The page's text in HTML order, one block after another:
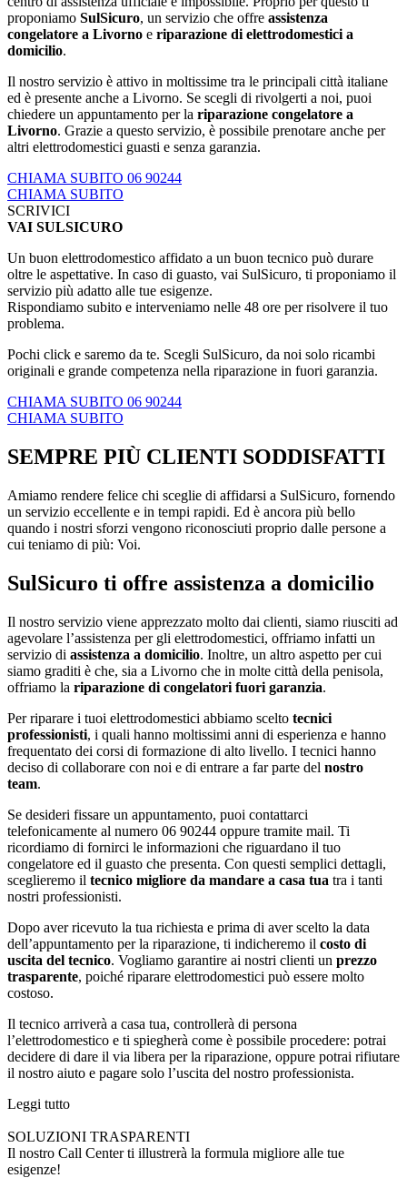
proponiamo SulSicuro, un servizio che offre assistenza
congelatore a Livorno e riparazione di elettrodomestici a
domicilio.
Il nostro servizio è attivo in moltissime tra le principali città italiane
ed è presente anche a Livorno. Se scegli di rivolgerti a noi, puoi
chiedere un appuntamento per la riparazione congelatore a
Livorno. Grazie a questo servizio, è possibile prenotare anche per
altri elettrodomestici guasti e senza garanzia.
CHIAMA SUBITO 06 90244
CHIAMA SUBITO
SCRIVICI
VAI SULSICURO
Un buon elettrodomestico affidato a un buon tecnico può durare
oltre le aspettative. In caso di guasto, vai SulSicuro, ti proponiamo il
servizio più adatto alle tue esigenze.
Rispondiamo subito e interveniamo nelle 48 ore per risolvere il tuo
problema.
Pochi click e saremo da te. Scegli SulSicuro, da noi solo ricambi
originali e grande competenza nella riparazione in fuori garanzia.
CHIAMA SUBITO 06 90244
CHIAMA SUBITO
SEMPRE PIÙ CLIENTI SODDISFATTI
Amiamo rendere felice chi sceglie di affidarsi a SulSicuro, fornendo
un servizio eccellente e in tempi rapidi. Ed è ancora più bello
quando i nostri sforzi vengono riconosciuti proprio dalle persone a
cui teniamo di più: Voi.
SulSicuro ti offre assistenza a domicilio
Il nostro servizio viene apprezzato molto dai clienti, siamo riusciti ad
agevolare l’assistenza per gli elettrodomestici, offriamo infatti un
servizio di assistenza a domicilio. Inoltre, un altro aspetto per cui
siamo graditi è che, sia a Livorno che in molte città della penisola,
offriamo la riparazione di congelatori fuori garanzia.
Per riparare i tuoi elettrodomestici abbiamo scelto tecnici
professionisti, i quali hanno moltissimi anni di esperienza e hanno
frequentato dei corsi di formazione di alto livello. I tecnici hanno
deciso di collaborare con noi e di entrare a far parte del nostro
team.
Se desideri fissare un appuntamento, puoi contattarci
telefonicamente al numero 06 90244 oppure tramite mail. Ti
ricordiamo di fornirci le informazioni che riguardano il tuo
congelatore ed il guasto che presenta. Con questi semplici dettagli,
sceglieremo il tecnico migliore da mandare a casa tua tra i tanti
nostri professionisti.
Dopo aver ricevuto la tua richiesta e prima di aver scelto la data
dell’appuntamento per la riparazione, ti indicheremo il costo di
uscita del tecnico. Vogliamo garantire ai nostri clienti un prezzo
trasparente, poiché riparare elettrodomestici può essere molto
costoso.
Il tecnico arriverà a casa tua, controllerà di persona
l’elettrodomestico e ti spiegherà come è possibile procedere: potrai
decidere di dare il via libera per la riparazione, oppure potrai rifiutare
il nostro aiuto e pagare solo l’uscita del nostro professionista.
Leggi tutto
SOLUZIONI TRASPARENTI
Il nostro Call Center ti illustrerà la formula migliore alle tue
esigenze!